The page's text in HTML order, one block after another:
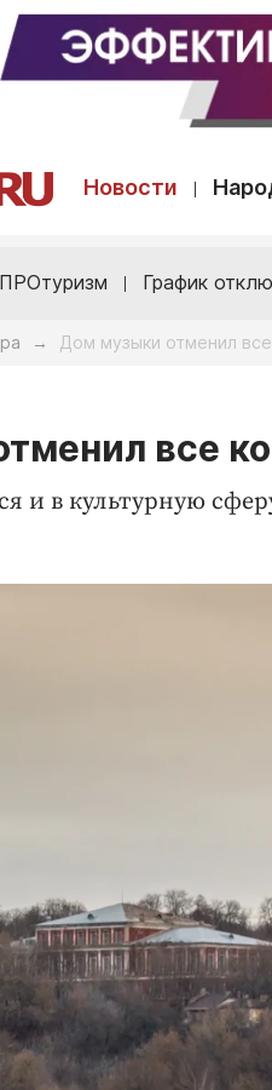
Новости
ПРОтуризм График
→ Дом музыки отменил
все
и в культурную